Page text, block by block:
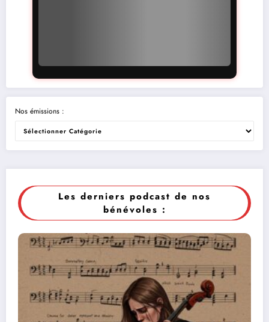
Nos émissions :
Les derniers podcast de nos
bénévoles :